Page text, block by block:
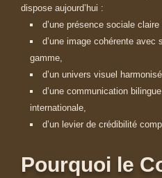
dispose aujourd’hui :
d’une présence sociale
d’une image cohérente avec
gamme,
d’un univers visuel
d’une communication
internationale,
d’un levier de crédibilité
Pourquoi le